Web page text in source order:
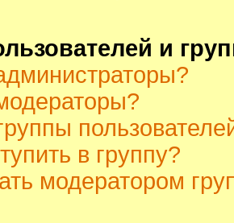
и
в группу?
модератором